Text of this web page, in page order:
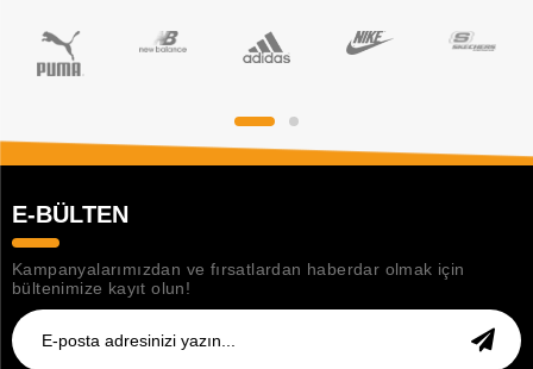
E-BÜLTEN
Kampanyalarımızdan ve fırsatlardan haberdar olmak için
bültenimize kayıt olun!